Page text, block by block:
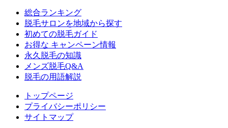
総合ランキング
脱毛サロンを地域から探す
初めての脱毛ガイド
お得な キャンペーン情報
永久脱毛の知識
メンズ脱毛Q&A
脱毛の用語解説
トップページ
プライバシーポリシー
サイトマップ